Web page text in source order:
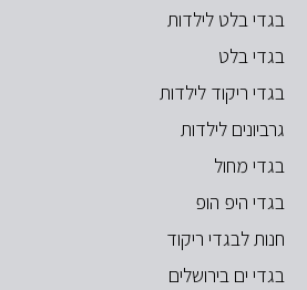
בגדי בלט לילדות
בגדי בלט
בגדי ריקוד לילדות
גרביונים לילדות
בגדי מחול
בגדי היפ הופ
חנות לבגדי ריקוד
בגדי ים בירושלים